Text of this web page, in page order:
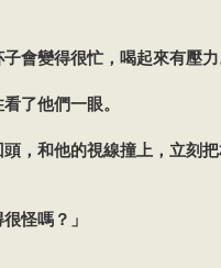
變得很忙，喝起來有壓力
他們一眼。
和他的視線撞上，立刻把
怪嗎？」